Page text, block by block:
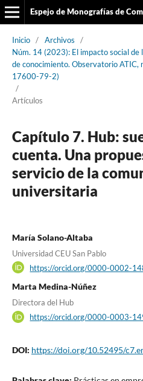
Espejo de Monografías de
Inicio / Archivos
/
Núm. 14 (2023): El impacto social
de conocimiento. Observatorio
17600-79-2)
/
Artículos
Capítulo 7. Hub:
cuenta. Una
servicio de la
universitaria
María Solano-Altaba
Universidad CEU San Pablo
https://orcid.org/0000-0002-
Marta Medina-Núñez
Directora del Hub
https://orcid.org/0000-0003-
DOI: https://doi.org/10.52495/